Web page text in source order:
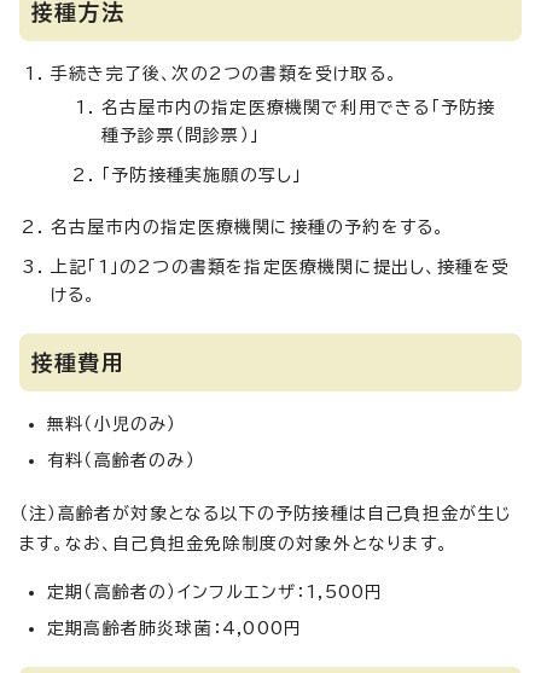
接種方法
手続き完了後、次の2つの書類を受け取る。
名古屋市内の指定医療機関で利用できる「予防接
種予診票（問診票）」
「予防接種実施願の写し」
名古屋市内の指定医療機関に接種の予約をする。
上記「1」の2つの書類を指定医療機関に提出し、接種を受
ける。
接種費用
無料（小児のみ）
有料（高齢者のみ）
（注）高齢者が対象となる以下の予防接種は自己負担金が生じ
ます。なお、自己負担金免除制度の対象外となります。
定期（高齢者の）インフルエンザ：1,500円
定期高齢者肺炎球菌：4,000円